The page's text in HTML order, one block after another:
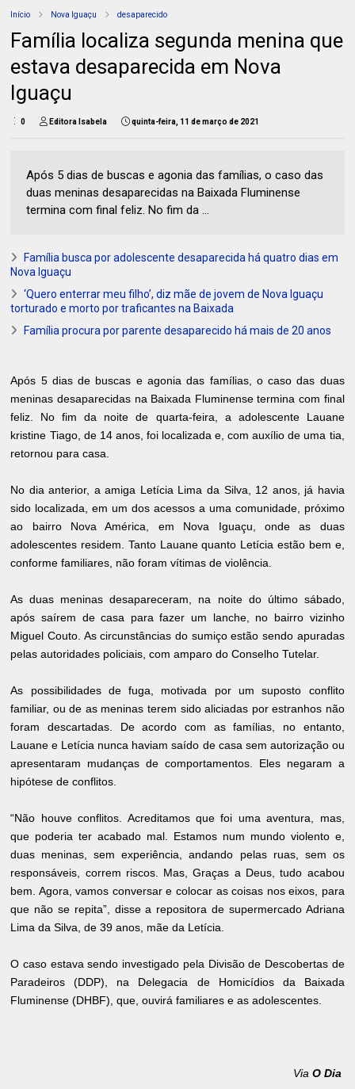
Início Nova Iguaçu desaparecido
Família localiza segunda menina que
estava desaparecida em Nova
Iguaçu
0 Editora Isabela quinta-feira, 11 de março de 2021
Após 5 dias de buscas e agonia das famílias, o caso das
duas meninas desaparecidas na Baixada Fluminense
termina com final feliz. No fim da ...
Família busca por adolescente desaparecida há quatro dias em
Nova Iguaçu
‘Quero enterrar meu filho’, diz mãe de jovem de Nova Iguaçu
torturado e morto por traficantes na Baixada
Família procura por parente desaparecido há mais de 20 anos
Após 5 dias de buscas e agonia das famílias, o caso das duas
meninas desaparecidas na Baixada Fluminense termina com final
feliz. No fim da noite de quarta-feira, a adolescente Lauane
kristine Tiago, de 14 anos, foi localizada e, com auxílio de uma tia,
retornou para casa.
No dia anterior, a amiga Letícia Lima da Silva, 12 anos, já havia
sido localizada, em um dos acessos a uma comunidade, próximo
ao bairro Nova América, em Nova Iguaçu, onde as duas
adolescentes residem. Tanto Lauane quanto Letícia estão bem e,
conforme familiares, não foram vítimas de violência.
As duas meninas desapareceram, na noite do último sábado,
após saírem de casa para fazer um lanche, no bairro vizinho
Miguel Couto. As circunstâncias do sumiço estão sendo apuradas
pelas autoridades policiais, com amparo do Conselho Tutelar.
As possibilidades de fuga, motivada por um suposto conflito
familiar, ou de as meninas terem sido aliciadas por estranhos não
foram descartadas. De acordo com as famílias, no entanto,
Lauane e Letícia nunca haviam saído de casa sem autorização ou
apresentaram mudanças de comportamentos. Eles negaram a
hipótese de conflitos.
“Não houve conflitos. Acreditamos que foi uma aventura, mas,
que poderia ter acabado mal. Estamos num mundo violento e,
duas meninas, sem experiência, andando pelas ruas, sem os
responsáveis, correm riscos. Mas, Graças a Deus, tudo acabou
bem. Agora, vamos conversar e colocar as coisas nos eixos, para
que não se repita”, disse a repositora de supermercado Adriana
Lima da Silva, de 39 anos, mãe da Letícia.
O caso estava sendo investigado pela Divisão de Descobertas de
Paradeiros (DDP), na Delegacia de Homicídios da Baixada
Fluminense (DHBF), que, ouvirá familiares e as adolescentes.
Via O Dia